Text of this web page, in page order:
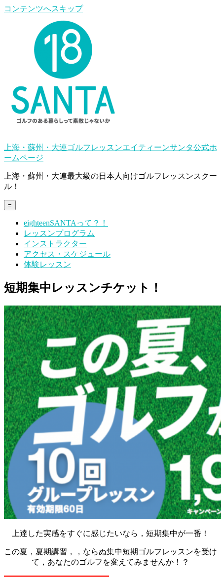
コンテンツへスキップ
上海・蘇州・大連ゴルフレッスンエイティーンサンタ公式ホ
ームページ
上海・蘇州・大連最大級の日本人向けゴルフレッスンスクー
ル！
=
eighteenSANTAって？！
レッスンプログラム
インストラクター
アクセス・スケジュール
体験レッスン
短期集中レッスンチケット！
上達した実感をすぐに感じたいなら，短期集中が一番！
この夏，夏期講習，，ならぬ集中短期ゴルフレッスンを受け
て，あなたのゴルフを変えてみませんか！？